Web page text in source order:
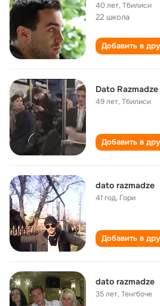
40 лет,Тбилиси
22 школа
Добавить в
Dato Razmadze
49 лет,Тбилиси
Добавить в
dato razmadze
41 год, Гори
Добавить в
dato razmadze
35 лет,Тенгбоче